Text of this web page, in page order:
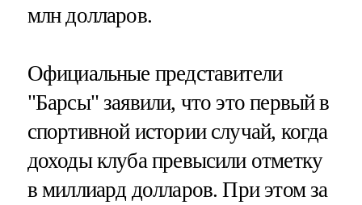
млн долларов.
Официальные представители
"Барсы" заявили, что это первый в
спортивной истории случай, когда
доходы клуба превысили отметку
в миллиард долларов. При этом за